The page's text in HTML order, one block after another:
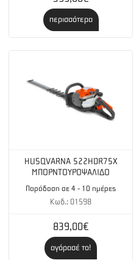
Οπίσθια εκτόξευση
περισσότερα
HUSQVARNA 522HDR75X
ΜΠΟΡΝΤΟΥΡOΨΑΛΙΔΟ
Παράδοση σε 4 - 10 ημέρες
Κωδ.: 01598
839,00€
αγόρασέ το!